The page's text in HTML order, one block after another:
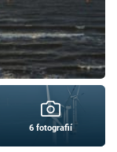
6 fotografií